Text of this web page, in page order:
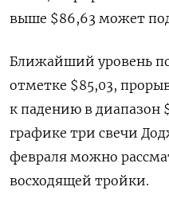
выше $86,63 может
Ближайший уровень
отметке $85,03,
к падению в диапазон
графике три свечи
февраля можно
восходящей тройки.